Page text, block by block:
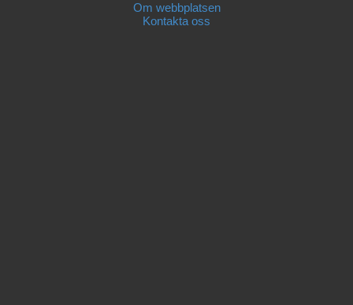
Om webbplatsen
Kontakta oss